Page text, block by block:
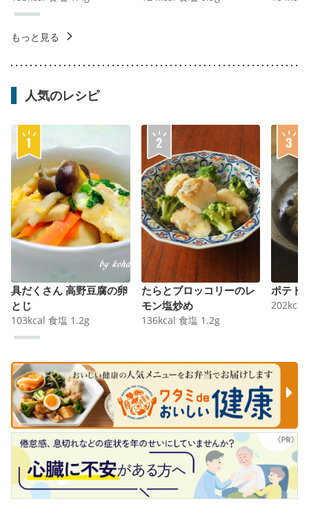
もっと見る
人気のレシピ
具だくさん 高野豆腐の卵
とじ
103kcal 食塩 1.2g
たらとブロッコリーのレ
モン塩炒め
136kcal 食塩 1.2g
ポテト
202kcal